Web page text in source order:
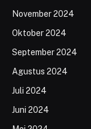
November 2024
Oktober 2024
September 2024
Agustus 2024
Juli 2024
Juni 2024